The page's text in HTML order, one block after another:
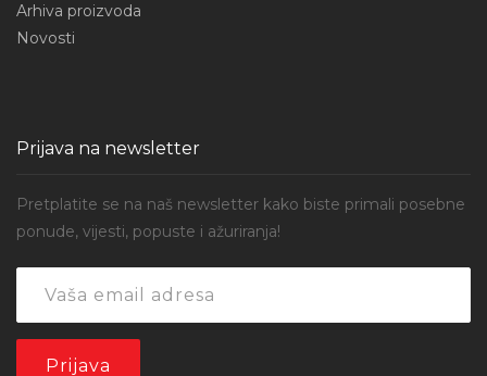
Arhiva proizvoda
Novosti
Prijava na newsletter
Pretplatite se na naš newsletter kako biste primali posebne
ponude, vijesti, popuste i ažuriranja!